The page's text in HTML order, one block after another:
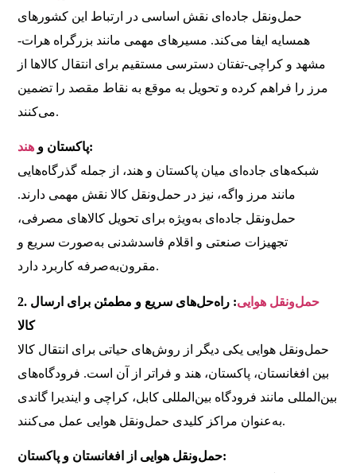
حمل‌ونقل جاده‌ای نقش اساسی در ارتباط این کشورهای
همسایه ایفا می‌کند. مسیرهای مهمی مانند بزرگراه هرات-
مشهد و کراچی-تفتان دسترسی مستقیم برای انتقال کالاها از
مرز را فراهم کرده و تحویل به موقع به نقاط مقصد را تضمین
می‌کنند.
پاکستان و هند
:
شبکه‌های جاده‌ای میان پاکستان و هند، از جمله گذرگاه‌هایی
مانند مرز واگه، نیز در حمل‌ونقل کالا نقش مهمی دارند.
حمل‌ونقل جاده‌ای به‌ویژه برای تحویل کالاهای مصرفی،
تجهیزات صنعتی و اقلام فاسدشدنی به‌صورت سریع و
مقرون‌به‌صرفه کاربرد دارد.
2. حمل‌ونقل هوایی: راه‌حل‌های سریع و مطمئن برای ارسال
کالا
حمل‌ونقل هوایی یکی دیگر از روش‌های حیاتی برای انتقال کالا
بین افغانستان، پاکستان، هند و فراتر از آن است. فرودگاه‌های
بین‌المللی مانند فرودگاه بین‌المللی کابل، کراچی و ایندیرا گاندی
به‌عنوان مراکز کلیدی حمل‌ونقل هوایی عمل می‌کنند.
حمل‌ونقل هوایی از افغانستان و پاکستان: